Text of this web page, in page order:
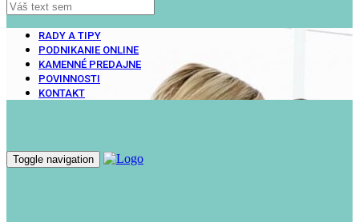
RADY A TIPY
PODNIKANIE ONLINE
KAMENNÉ PREDAJNE
POVINNOSTI
KONTAKT
Toggle navigation